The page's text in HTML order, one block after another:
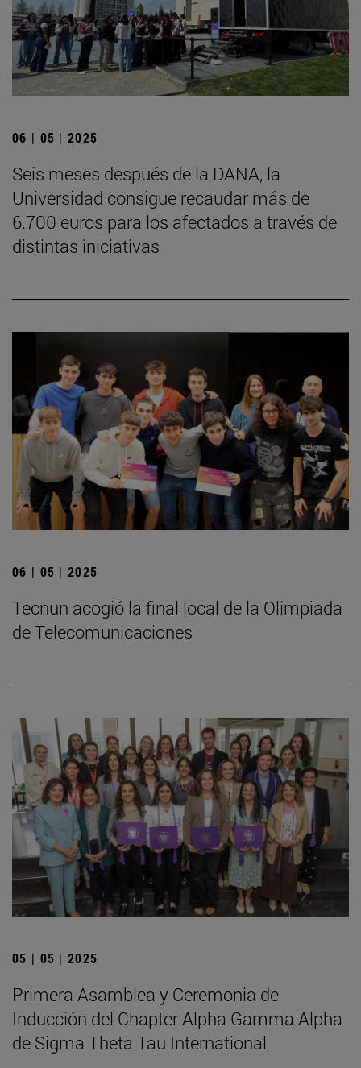
06 | 05 | 2025
Seis meses después de la DANA, la
Universidad consigue recaudar más de
6.700 euros para los afectados a través de
distintas iniciativas
06 | 05 | 2025
­Tecnun acogió la final local de la Olimpiada
de Telecomunicaciones
05 | 05 | 2025
Primera Asamblea y Ceremonia de
Inducción del Chapter Alpha Gamma Alpha
de Sigma Theta Tau International